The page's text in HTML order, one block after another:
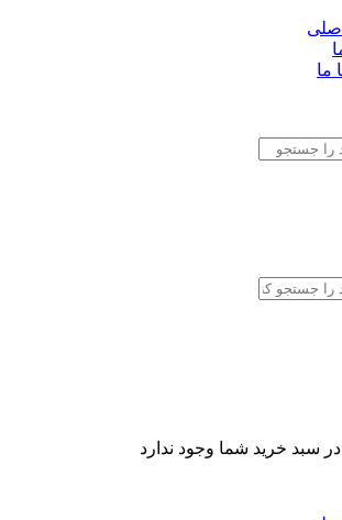
ما
سبد خرید شما وجود ندارد